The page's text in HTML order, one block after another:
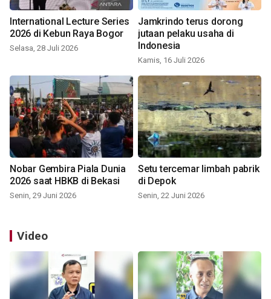
International Lecture Series
2026 di Kebun Raya Bogor
Selasa, 28 Juli 2026
Jamkrindo terus dorong
jutaan pelaku usaha di
Indonesia
Kamis, 16 Juli 2026
Nobar Gembira Piala Dunia
2026 saat HBKB di Bekasi
Senin, 29 Juni 2026
Setu tercemar limbah pabrik
di Depok
Senin, 22 Juni 2026
Video